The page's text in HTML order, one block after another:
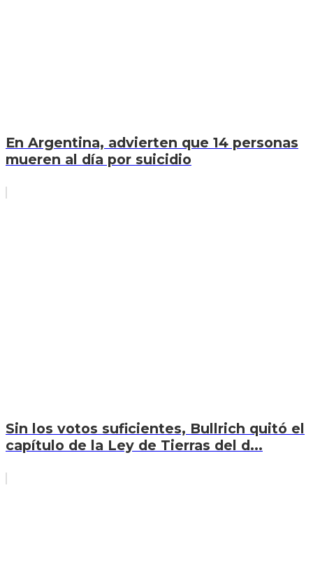
En Argentina, advierten que 14 personas
mueren al día por suicidio
Sin los votos suficientes, Bullrich quitó el
capítulo de la Ley de Tierras del d...